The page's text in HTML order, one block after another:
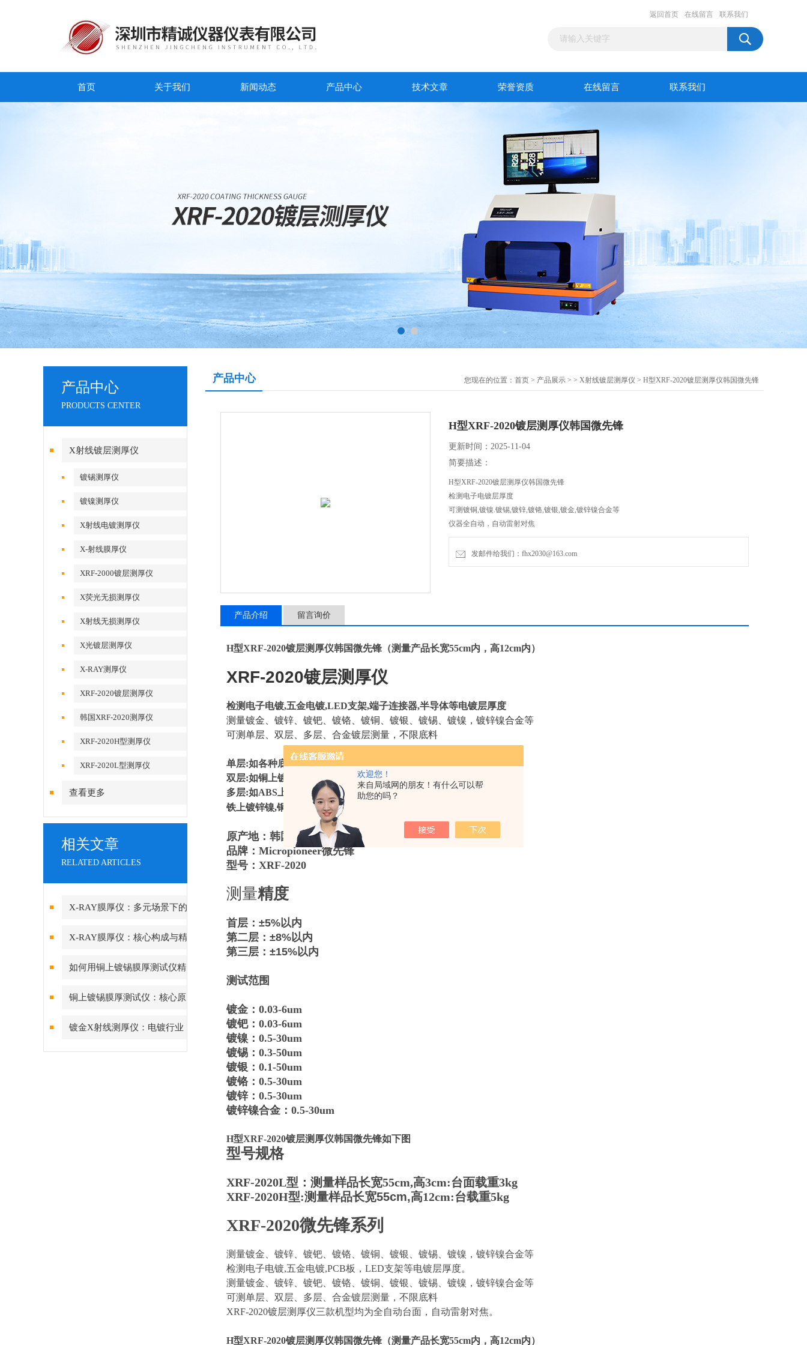
欢迎您！
来自局域网的朋友！有什么可以帮
助您的吗？
返回首页 在线留言 联系我们
首页 关于我们 新闻动态 产品中心 技术文章 荣誉资质 在线留言 联系我们
产品中心
PRODUCTS CENTER
X射线镀层测厚仪
镀锡测厚仪
镀镍测厚仪
X射线电镀测厚仪
X-射线膜厚仪
XRF-2000镀层测厚仪
X荧光无损测厚仪
X射线无损测厚仪
X光镀层测厚仪
X-RAY测厚仪
XRF-2020镀层测厚仪
韩国XRF-2020测厚仪
XRF-2020H型测厚仪
XRF-2020L型测厚仪
查看更多
相关文章
RELATED ARTICLES
X-RAY膜厚仪：多元场景下的
精准检测边界
X-RAY膜厚仪：核心构成与精
密协作的科技密码
如何用铜上镀锡膜厚测试仪精
准管控PCB可焊性镀锡层的厚
铜上镀锡膜厚测试仪：核心原
理与精度差异深度解析
镀金X射线测厚仪：电镀行业
品质管控的“火眼金睛”
产品中心 您现在的位置： 首页 > 产品展示 > > X射线镀层测厚仪 > H型XRF-2020镀层测厚仪韩国微先锋
H型XRF-2020镀层测厚仪韩国微先锋
更新时间：2025-11-04
简要描述：
H型XRF-2020镀层测厚仪韩国微先锋
检测电子电镀层厚度
可测镀铜,镀镍.镀锡,镀锌,镀铬,镀银,镀金,镀锌镍合金等
仪器全自动，自动雷射对焦
发邮件给我们：fhx2030@163.com
产品介绍 留言询价
H型XRF-2020镀层测厚仪韩国微先锋 （测量产品长宽55cm内，高12cm内）
XRF-2020镀层测厚仪
检测电子电镀,五金电镀,LED支架,端子连接器,半导体等电镀层厚度
测量镀金、镀锌、镀钯、镀铬、镀铜、镀银、镀锡、镀镍，镀锌镍合金等
可测单层、双层、多层、合金镀层测量，不限底料
单层:如各种底材上镀镍,镀锌,镀铜,镀银,镀锡,镀金等
双层:如铜上镀镍再镀金,铜上镀镍再镀银,铁上镀铜再镀镍等
多层:如ABS上镀铜镀镍再镀铬,铁上镀铜镀镍再镀金等​
铁上镀锌镍,铜上镀镍磷等
原产地：韩国
品牌：Micropioneer微先锋
型号：XRF-2020
测量​精度
首层：±5%以内
第二层：±8%以内
第三层：±15%以内
测试范围
镀金：0.03-6um
镀钯：0.03-6um
镀镍：0.5-30um
镀锡：0.3-50um
镀银：0.1-50um
镀铬：0.5-30um
镀锌：0.5-30um
镀锌镍合金：0.5-30um
H型XRF-2020镀层测厚仪韩国微先锋如下图
型号规格
XRF-2020L型：测量样品长宽55cm,高3cm:台面载重3kg
XRF-2020H型:测量样品长宽55cm,高12cm:台载重5kg
XRF-2020微先锋系列
测量镀金、镀锌、镀钯、镀铬、镀铜、镀银、镀锡、镀镍，镀锌镍合金等
检测电子电镀,五金电镀,PCB板，LED支架等电镀层厚度。
测量镀金、镀锌、镀钯、镀铬、镀铜、镀银、镀锡、镀镍，镀锌镍合金等
可测单层、双层、多层、合金镀层测量，不限底料
XRF-2020镀层测厚仪三款机型均为全自动台面，自动雷射对焦。
H型XRF-2020镀层测厚仪韩国微先锋 （测量产品长宽55cm内，高12cm内）